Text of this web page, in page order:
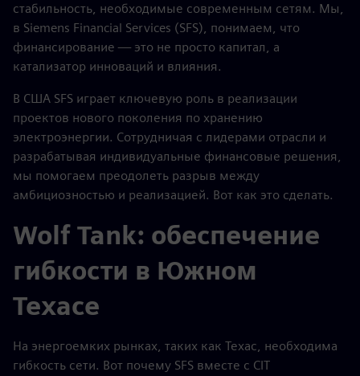
стабильность, необходимые современным сетям. Мы,
в Siemens Financial Services (SFS), понимаем, что
финансирование — это не просто капитал, а
катализатор инноваций и влияния.
В США SFS играет ключевую роль в реализации
проектов нового поколения по хранению
электроэнергии. Сотрудничая с лидерами отрасли и
разрабатывая индивидуальные финансовые решения,
мы помогаем преодолеть разрыв между
амбициозностью и реализацией. Вот как это сделать.
Wolf Tank: обеспечение
гибкости в Южном
Техасе
На энергоемких рынках, таких как Техас, необходима
гибкость сети. Вот почему SFS вместе с CIT